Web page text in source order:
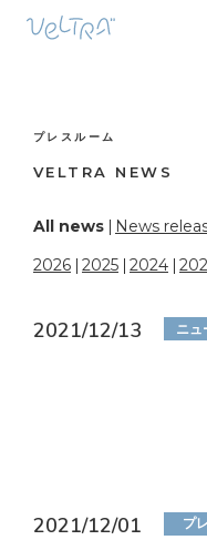
プレスルーム
VELTRA NEWS
All news News
2026 2025 2024
2021/12/13 ニュ
2021/12/01 プ